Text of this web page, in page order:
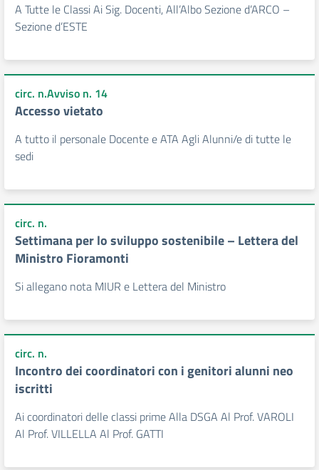
A Tutte le Classi Ai Sig. Docenti, All’Albo Sezione d’ARCO –
Sezione d’ESTE
circ. n.Avviso n. 14
Accesso vietato
A tutto il personale Docente e ATA Agli Alunni/e di tutte le
sedi
circ. n.
Settimana per lo sviluppo sostenibile – Lettera del
Ministro Fioramonti
Si allegano nota MIUR e Lettera del Ministro
circ. n.
Incontro dei coordinatori con i genitori alunni neo
iscritti
Ai coordinatori delle classi prime Alla DSGA Al Prof. VAROLI
Al Prof. VILLELLA Al Prof. GATTI